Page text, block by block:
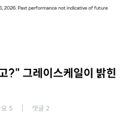
?" 그레이스케일이 밝힌
5 댓글 2